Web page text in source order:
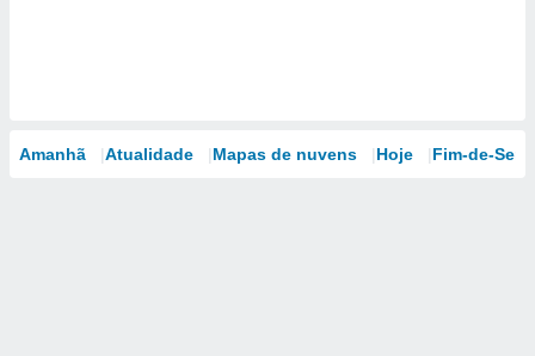
Amanhã Atualidade Mapas de nuvens Hoje Fim-de-